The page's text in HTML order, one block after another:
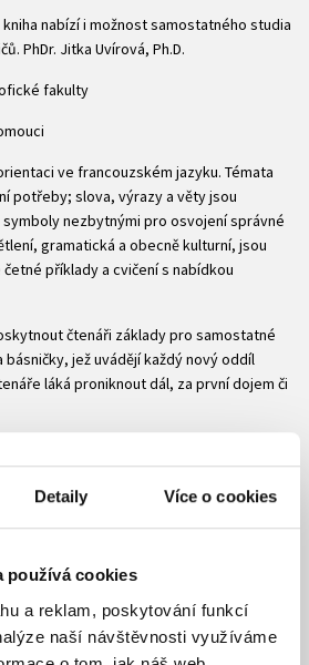
Detaily Více o cookies
používá cookies
a reklam, poskytování funkcí
naší návštěvnosti využíváme
nabízí i možnost samostatného studia
PhDr. Jitka Uvírová, Ph.D.
fakulty
ve francouzském jazyku. Témata
potřeby; slova, výrazy a věty jsou
nezbytnými pro osvojení správné
gramatická a obecně kulturní, jsou
příklady a cvičení s nabídkou
čtenáři základy pro samostatné
jež uvádějí každý nový oddíl
láká proniknout dál, za první dojem či
v úrovni A2–B1 podle kritérií «Cadre
pour les langues étrangères».
a literatury a oddělení francouzského
Hradec Králové